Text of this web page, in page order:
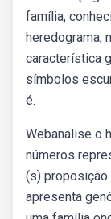
família,
heredograma,
característica
símbolos
é.
Webanalise o
números
(s) proposição
apresenta